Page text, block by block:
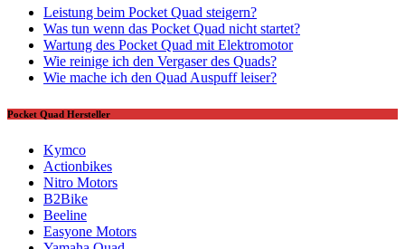
Leistung beim Pocket Quad steigern?
Was tun wenn das Pocket Quad nicht startet?
Wartung des Pocket Quad mit Elektromotor
Wie reinige ich den Vergaser des Quads?
Wie mache ich den Quad Auspuff leiser?
Pocket Quad Hersteller
Kymco
Actionbikes
Nitro Motors
B2Bike
Beeline
Easyone Motors